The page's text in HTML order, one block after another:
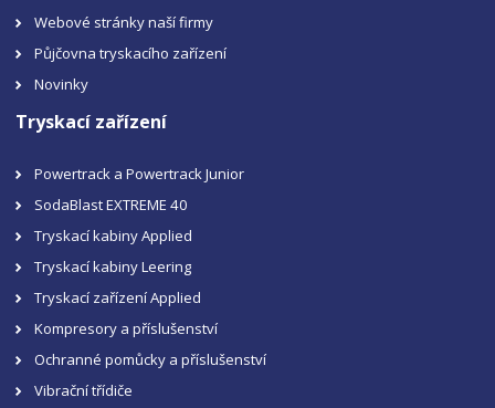
Webové stránky naší firmy
Půjčovna tryskacího zařízení
Novinky
Tryskací zařízení
Powertrack a Powertrack Junior
SodaBlast EXTREME 40
Tryskací kabiny Applied
Tryskací kabiny Leering
Tryskací zařízení Applied
Kompresory a příslušenství
Ochranné pomůcky a příslušenství
Vibrační třídiče